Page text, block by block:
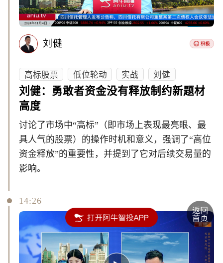
刘健
高标股票 低位轮动 实战
刘健
刘健：勇敢者资金没有释放制约新题材
高度
讨论了市场中“高标”（即市场上表现最亮眼、最
具人气的股票）的操作时机和意义，强调了“高位
资金释放”的重要性，并提到了它对后续交易量的
影响。
14:26